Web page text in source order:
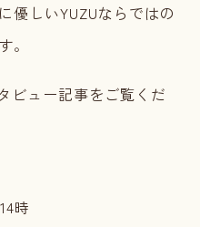
優しいYUZUならではの
。
ビュー記事をご覧くだ
時